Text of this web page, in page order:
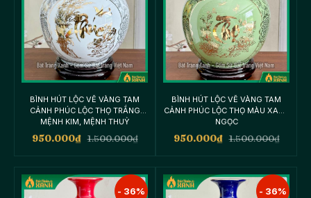
BÌNH HÚT LỘC VẼ VÀNG TAM
CẢNH PHÚC LỘC THỌ TRẮNG
MỆNH KIM, MỆNH THUỶ
950.000₫ 1.500.000₫
BÌNH HÚT LỘC VẼ VÀNG TAM
CẢNH PHÚC LỘC THỌ MÀU XANH
NGỌC
950.000₫ 1.500.000₫
- 36% - 36%